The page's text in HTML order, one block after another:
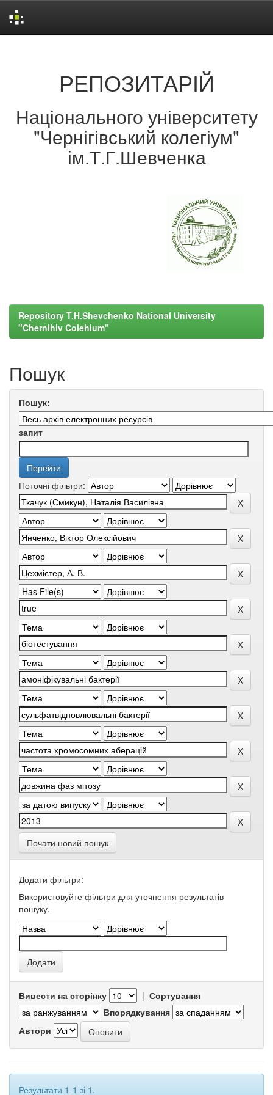
РЕПОЗИТАРІЙ
Національного університету
"Чернігівський колегіум"
ім.Т.Г.Шевченка
Repository T.H.Shevchenko National University
"Chernihiv Colehium"
Пошук
Пошук:
запит
Поточні фільтри:
Почати новий пошук
Додати фільтри:
Використовуйте фільтри для уточнення результатів
пошуку.
Вивести на сторінку | Сортування
Впорядкування
Автори
Результати 1-1 зі 1.